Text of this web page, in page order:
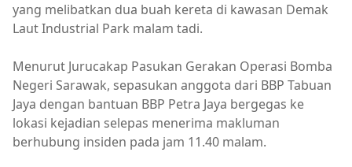
yang melibatkan dua buah kereta di kawasan Demak
Laut Industrial Park malam tadi.
Menurut Jurucakap Pasukan Gerakan Operasi Bomba
Negeri Sarawak, sepasukan anggota dari BBP Tabuan
Jaya dengan bantuan BBP Petra Jaya bergegas ke
lokasi kejadian selepas menerima makluman
berhubung insiden pada jam 11.40 malam.